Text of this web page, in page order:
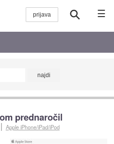
☰
prednaročil
Apple iPhone/iPad/iPod